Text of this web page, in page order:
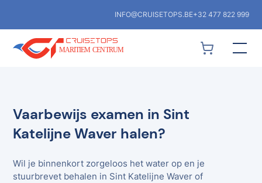
INFO@CRUISETOPS.BE+32 477 822 999
Vaarbewijs examen in Sint
Katelijne Waver halen?
Wil je binnenkort zorgeloos het water op en je
stuurbrevet behalen in Sint Katelijne Waver of